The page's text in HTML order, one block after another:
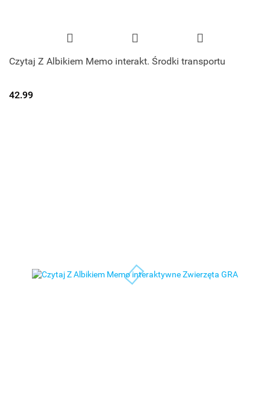
Czytaj Z Albikiem Memo interakt. Środki transportu
42.99